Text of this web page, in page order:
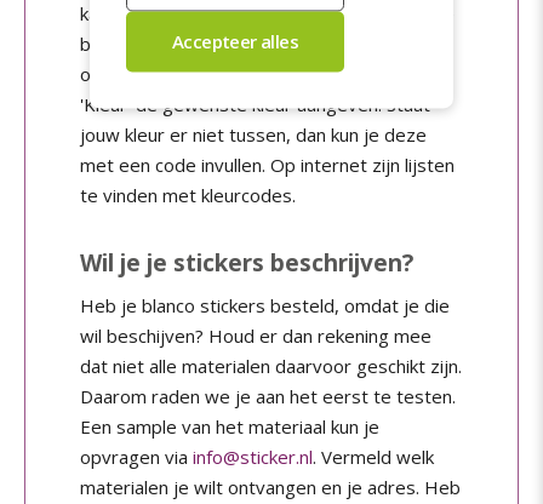
kant-en-klaar bestand? Na het betalen van je
bestelling kun je ook kiezen voor de
ontwerpmodule. Daar kun je onder het kopje
'Kleur' de gewenste kleur aangeven. Staat
jouw kleur er niet tussen, dan kun je deze
met een code invullen. Op internet zijn lijsten
te vinden met kleurcodes.
Wil je je stickers beschrijven?
Heb je blanco stickers besteld, omdat je die
wil beschijven? Houd er dan rekening mee
dat niet alle materialen daarvoor geschikt zijn.
Daarom raden we je aan het eerst te testen.
Een sample van het materiaal kun je
opvragen via info@sticker.nl. Vermeld welk
materialen je wilt ontvangen en je adres. Heb